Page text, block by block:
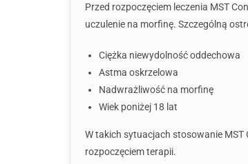
Przed rozpoczęciem leczenia MST
uczulenie na morfinę. Szczególną
Ciężka niewydolność oddechowa
Astma oskrzelowa
Nadwrażliwość na morfinę
Wiek poniżej 18 lat
W takich sytuacjach stosowanie
rozpoczęciem terapii.